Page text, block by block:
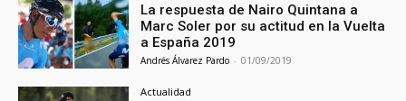
La respuesta de Nairo Quintana a
Marc Soler por su actitud en la Vuelta
a España 2019
Andrés Álvarez Pardo - 01/09/2019
Actualidad